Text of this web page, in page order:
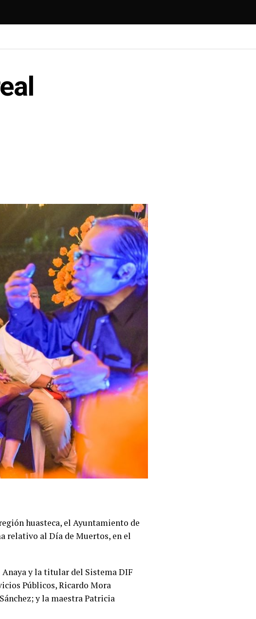
huasteca, el Ayuntamiento de
relativo al Día de Muertos, en el
y la titular del Sistema DIF
Públicos, Ricardo Mora
y la maestra Patricia